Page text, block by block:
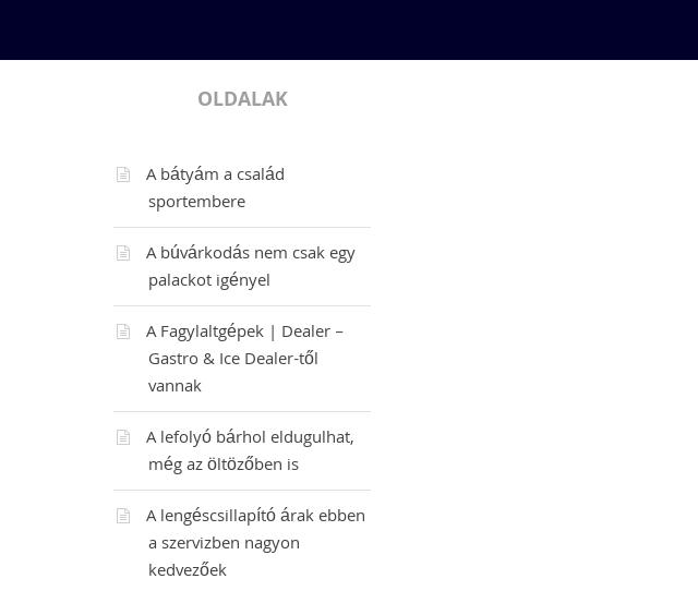
OLDALAK
A bátyám a család
sportembere
A búvárkodás nem csak egy
palackot igényel
A Fagylaltgépek | Dealer –
Gastro & Ice Dealer-től
vannak
A lefolyó bárhol eldugulhat,
még az öltözőben is
A lengéscsillapító árak ebben
a szervizben nagyon
kedvezőek